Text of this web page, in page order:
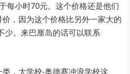
每小时70元。这个价格还是他们
，因为这个价格比另外一家大的
少。来巴厘岛的话可以联系
，大学校-奥德赛冲浪学校这